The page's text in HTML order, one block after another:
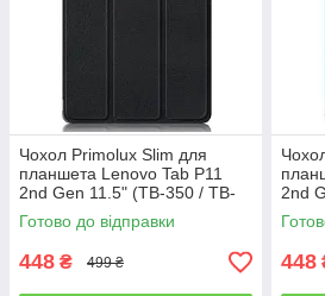
Чохол Primolux Slim для
планшета Lenovo Tab P11
2nd Gen 11.5" (TB-350 / TB-
355) - Black
Готово до відправки
448 ₴ 499 ₴
2nd
355)
448